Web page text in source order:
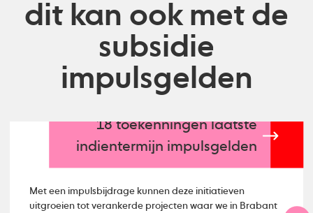
dit kan ook met de
subsidie
impulsgelden
18 toekenningen laatste
indientermijn impulsgelden
Met een impulsbijdrage kunnen deze initiatieven
uitgroeien tot verankerde projecten waar we in Brabant